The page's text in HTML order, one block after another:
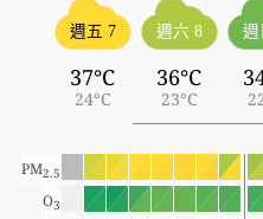
週五 7
37°C
24°C
週六 8
36°C
23°C
週
PM2.5
O3